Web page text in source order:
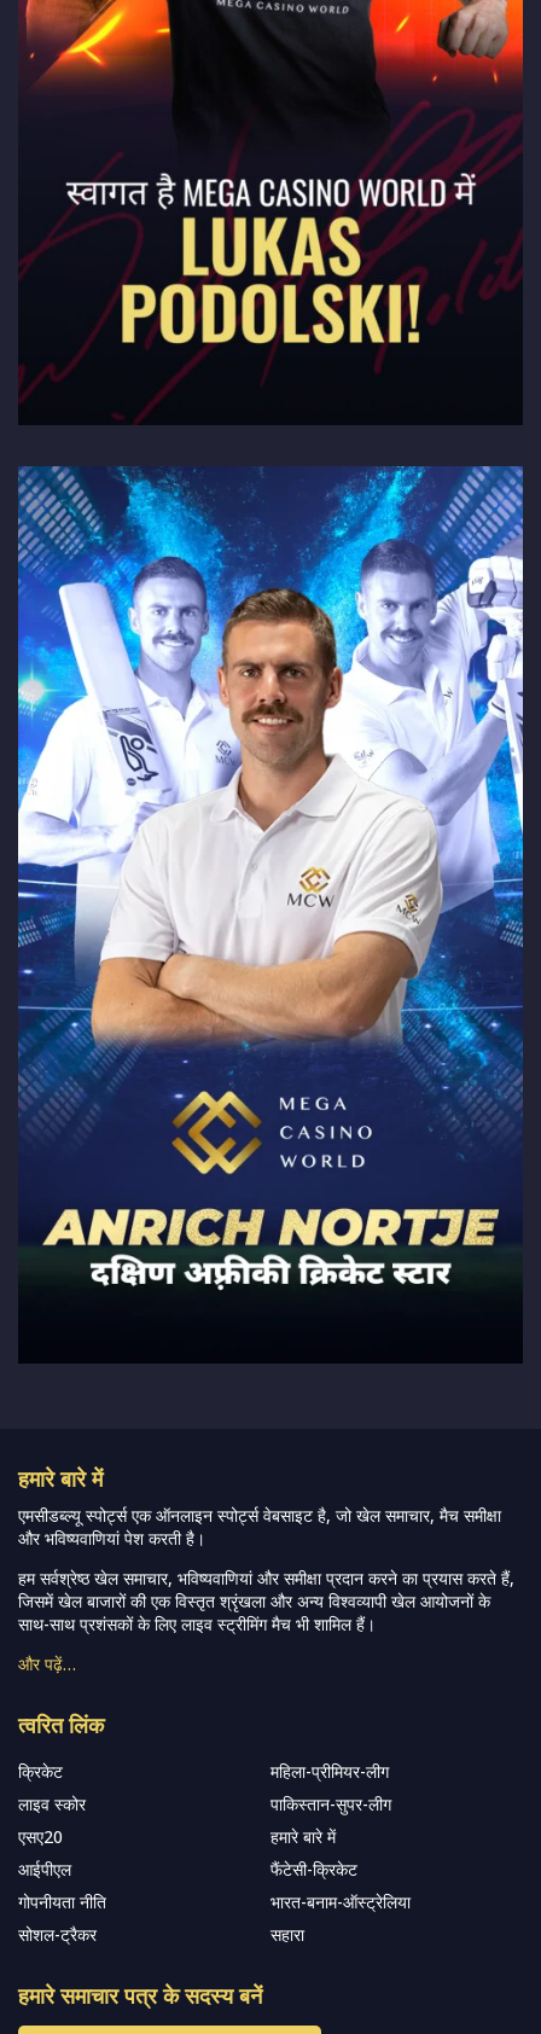
हमारे बारे में
एमसीडब्ल्यू स्पोर्ट्स एक ऑनलाइन स्पोर्ट्स वेबसाइट है, जो खेल समाचार, मैच समीक्षा
और भविष्यवाणियां पेश करती है।
हम सर्वश्रेष्ठ खेल समाचार, भविष्यवाणियां और समीक्षा प्रदान करने का प्रयास करते हैं,
जिसमें खेल बाजारों की एक विस्तृत श्रृंखला और अन्य विश्वव्यापी खेल आयोजनों के
साथ-साथ प्रशंसकों के लिए लाइव स्ट्रीमिंग मैच भी शामिल हैं।
और पढ़ें…
त्वरित लिंक
क्रिकेट
महिला-प्रीमियर-लीग
लाइव स्कोर
पाकिस्तान-सुपर-लीग
एसए20
हमारे बारे में
आईपीएल
फैंटेसी-क्रिकेट
गोपनीयता नीति
भारत-बनाम-ऑस्ट्रेलिया
सोशल-ट्रैकर
सहारा
हमारे समाचार पत्र के सदस्य बनें